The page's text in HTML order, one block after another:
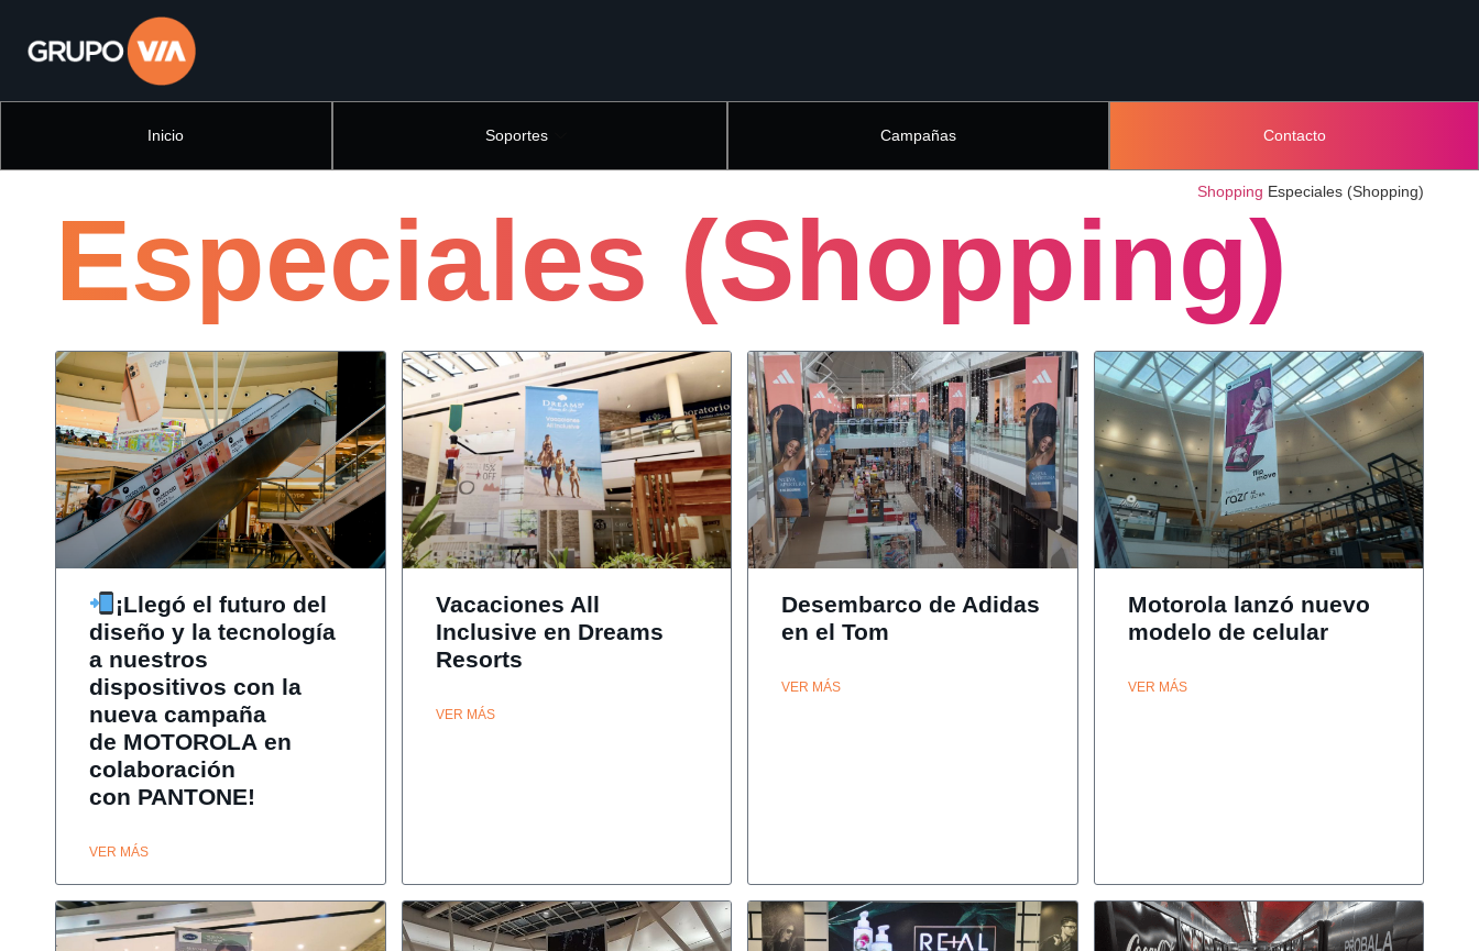
Inicio Soportes Campañas Contacto
Shopping Especiales (Shopping)
Especiales (Shopping)
¡Llegó el futuro del
diseño y la tecnología
a nuestros
dispositivos con la
nueva campaña
de MOTOROLA en
colaboración
con PANTONE!
VER MÁS
Vacaciones All
Inclusive en Dreams
Resorts
VER MÁS
Desembarco de Adidas
en el Tom
VER MÁS
Motorola lanzó nuevo
modelo de celular
VER MÁS